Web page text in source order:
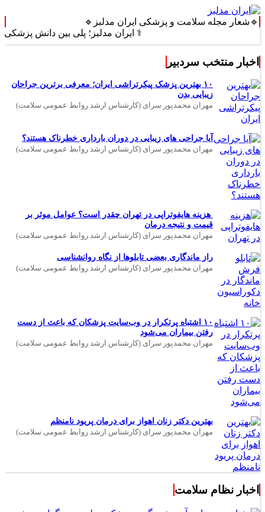
🔹شعار مجله سلامت و پزشکی ایران مدلبز🔹
⚕️ ایران مدلبز؛ پلی بین دانش پزشکی و
اخبار منتخب سردبیر
۱۰ بهترین پزشک پیکرتراشی ایران؛ معرفی برترین جراحان
زیبایی بدن
مهران محمدپور سرای (کارشناس ارشد روابط عمومی سلامت)
آیا جراحی های زیبایی در دوران بارداری خطرناک هستند؟
مهران محمدپور سرای (کارشناس ارشد روابط عمومی سلامت)
هزینه هایفوتراپی در تهران چقدر است؟ عوامل موثر بر
قیمت و نتیجه درمان
مهران محمدپور سرای (کارشناس ارشد روابط عمومی سلامت)
راز ماندگاری بعضی تابلوها از نگاه روانشناسی
مهران محمدپور سرای (کارشناس ارشد روابط عمومی سلامت)
۱۰ اشتباه پرتکرار در وب‌سایت پزشکان که باعث از دست
رفتن بیماران می‌شود
مهران محمدپور سرای (کارشناس ارشد روابط عمومی سلامت)
بهترین دکتر زنان اهواز برای درمان پریود نامنظم
مهران محمدپور سرای (کارشناس ارشد روابط عمومی سلامت)
اخبار نظام سلامت